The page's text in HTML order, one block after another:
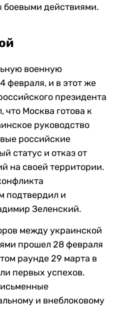
боевыми действиями.
военную
февраля, и в этот же
президента
Москва готова к
руководство
российские
статус и отказ от
на своей территории.
подтвердил и
Зеленский.
между украинской
прошел 28 февраля
раунде 29 марта в
первых успехов.
и внеблоковому